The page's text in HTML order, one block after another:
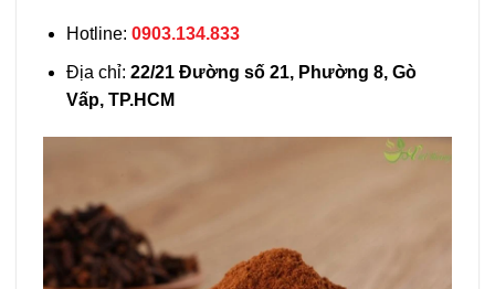
Hotline: 0903.134.833
Địa chỉ: 22/21 Đường số 21, Phường 8, Gò
Vấp, TP.HCM